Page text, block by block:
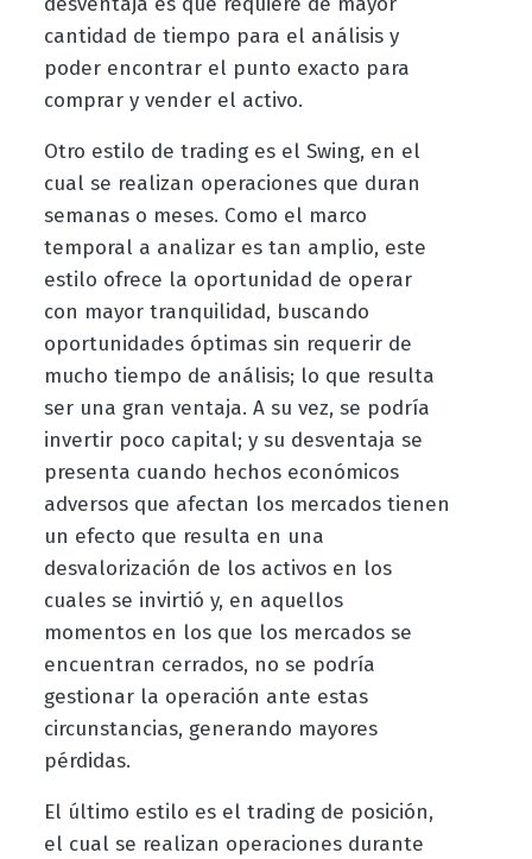
cantidad de tiempo para el análisis y
poder encontrar el punto exacto para
comprar y vender el activo.
Otro estilo de trading es el Swing, en el
cual se realizan operaciones que duran
semanas o meses. Como el marco
temporal a analizar es tan amplio, este
estilo ofrece la oportunidad de operar
con mayor tranquilidad, buscando
oportunidades óptimas sin requerir de
mucho tiempo de análisis; lo que resulta
ser una gran ventaja. A su vez, se podría
invertir poco capital; y su desventaja se
presenta cuando hechos económicos
adversos que afectan los mercados tienen
un efecto que resulta en una
desvalorización de los activos en los
cuales se invirtió y, en aquellos
momentos en los que los mercados se
encuentran cerrados, no se podría
gestionar la operación ante estas
circunstancias, generando mayores
pérdidas.
El último estilo es el trading de posición,
el cual se realizan operaciones durante